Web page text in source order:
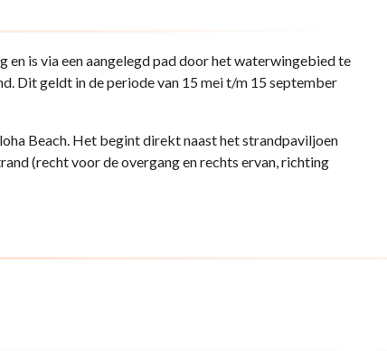
en is via een aangelegd pad door het waterwingebied te
Dit geldt in de periode van 15 mei t/m 15 september
Beach. Het begint direkt naast het strandpaviljoen
(recht voor de overgang en rechts ervan, richting